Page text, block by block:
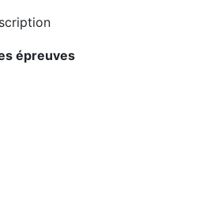
épreuves